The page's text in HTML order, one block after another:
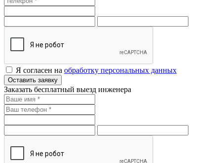
Я согласен на обработку персональных данных
Оставить заявку
Заказать бесплатный выезд инженера